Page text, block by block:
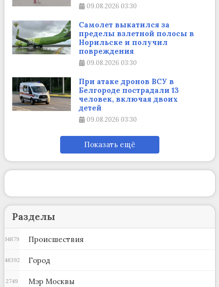
09.08.2026 03:30
Самолет выкатился за
пределы взлетной полосы в
Норильске и получил
повреждения
09.08.2026 03:30
При атаке дронов ВСУ в
Белгороде пострадали 13
человек, включая двоих
детей
09.08.2026 03:30
Показать ещё
Разделы
Происшествия
14879
Город
48392
Мэр Москвы
2749